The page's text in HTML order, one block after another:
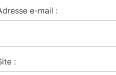
e-mail :
: